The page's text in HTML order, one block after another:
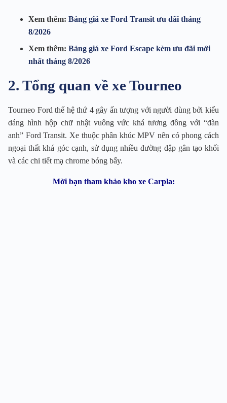
Xem thêm: Bảng giá xe Ford Transit ưu đãi tháng
8/2026
Xem thêm: Bảng giá xe Ford Escape kèm ưu đãi mới
nhất tháng 8/2026
2. Tổng quan về xe Tourneo
Tourneo Ford thế hệ thứ 4 gây ấn tượng với người dùng bởi kiểu
dáng hình hộp chữ nhật vuông vức khá tương đồng với “đàn
anh” Ford Transit. Xe thuộc phân khúc MPV nên có phong cách
ngoại thất khá góc cạnh, sử dụng nhiều đường dập gân tạo khối
và các chi tiết mạ chrome bóng bẩy.
Mời bạn tham khảo kho xe Carpla: